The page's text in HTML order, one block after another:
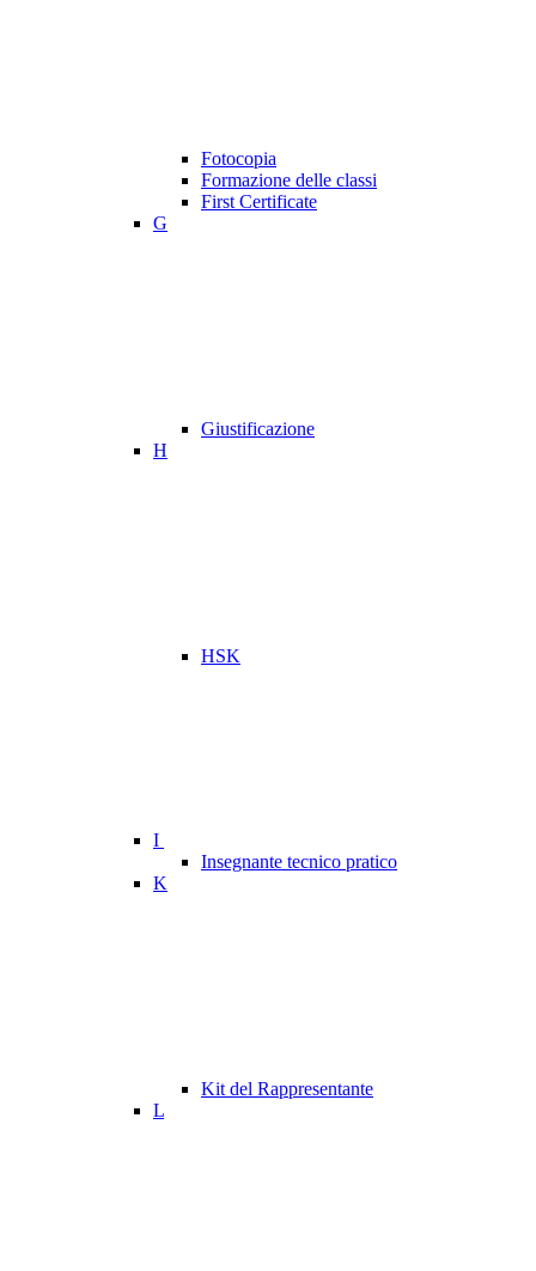
Fotocopia
Formazione delle classi
First Certificate
G
Giustificazione
H
HSK
I
Insegnante tecnico pratico
K
Kit del Rappresentante
L